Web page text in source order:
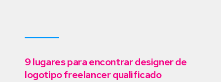
9 lugares para encontrar designer de
logotipo freelancer qualificado